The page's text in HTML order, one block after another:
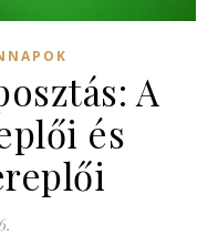
A
és